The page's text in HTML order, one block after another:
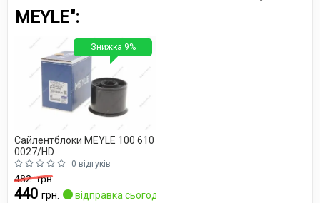
MEYLE":
Сайлентблоки MEYLE 100 610
0027/HD
0 відгуків
482грн.
440 грн. відправка сьогодні
Знижка 9%